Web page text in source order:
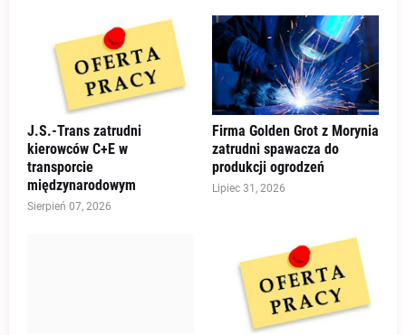
J.S.-Trans zatrudni
kierowców C+E w
transporcie
międzynarodowym
Sierpień 07, 2026
Firma Golden Grot z Morynia
zatrudni spawacza do
produkcji ogrodzeń
Lipiec 31, 2026